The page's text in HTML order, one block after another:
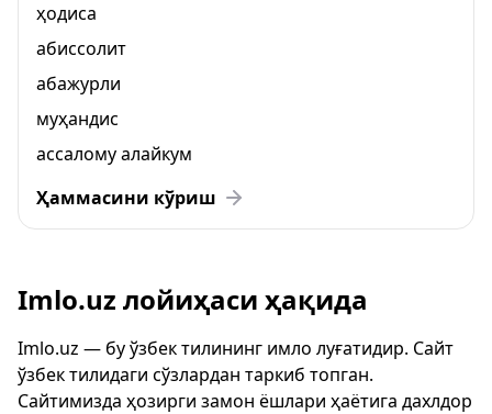
ҳодиса
абиссолит
абажурли
муҳандис
ассалому алайкум
Ҳаммасини кўриш
Imlo.uz лойиҳаси ҳақида
Imlo.uz — бу ўзбек тилининг имло луғатидир. Сайт
ўзбек тилидаги сўзлардан таркиб топган.
Сайтимизда ҳозирги замон ёшлари ҳаётига дахлдор